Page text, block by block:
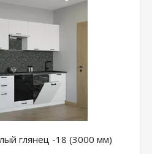
глянец -18 (3000 мм)